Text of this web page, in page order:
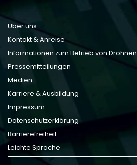
Über uns
Kontakt & Anreise
Informationen zum Betrieb von Drohnen
Pressemitteilungen
Medien
Karriere & Ausbildung
Impressum
Datenschutzerklärung
Barrierefreiheit
Leichte Sprache